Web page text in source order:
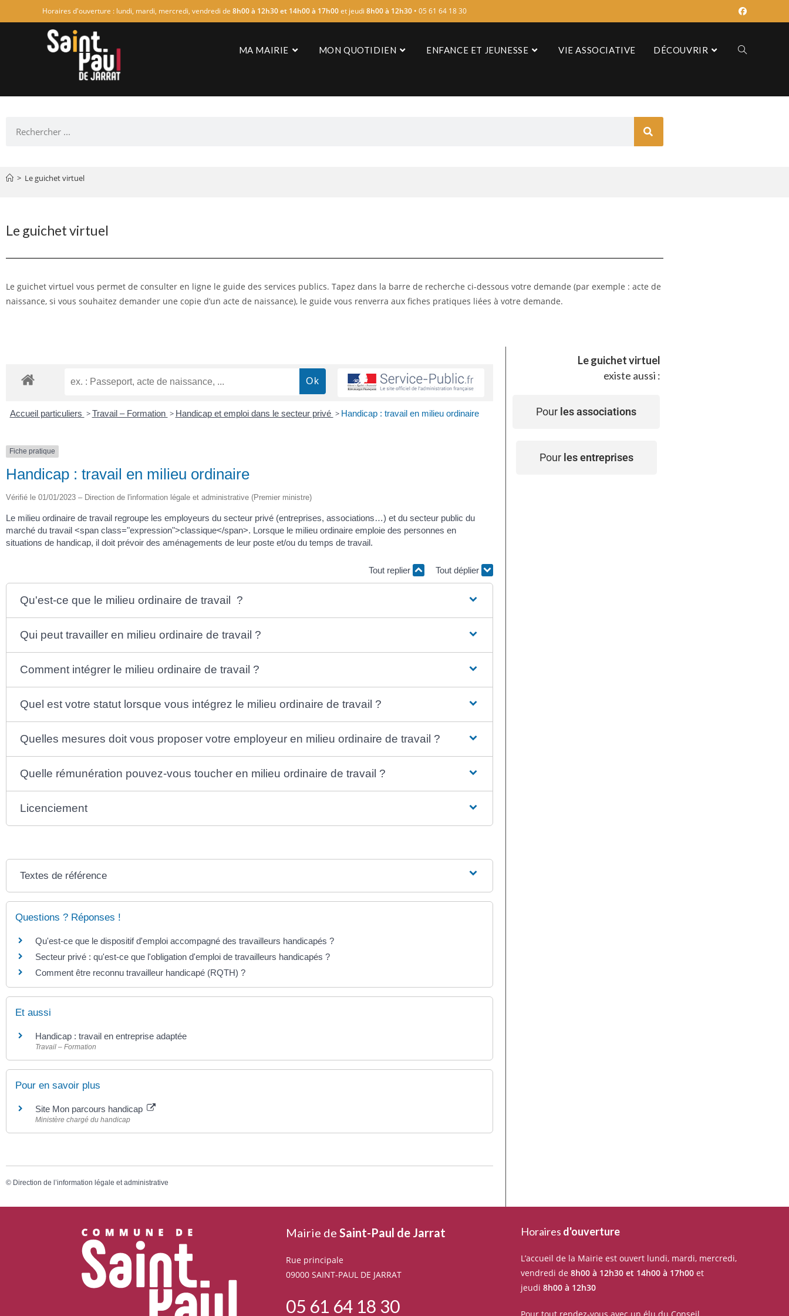
Horaires d'ouverture : lundi, mardi, mercredi, vendredi de 8h00 à 12h30 et 14h00 à 17h00et jeudi 8h00 à 12h30 • 05 61 64 18 30
MA MAIRIE MON QUOTIDIEN ENFANCE ET JEUNESSE VIE ASSOCIATIVE DÉCOUVRIR
> Le guichet virtuel
Le guichet virtuel
Le guichet virtuel vous permet de consulter en ligne le guide des services publics. Tapez dans la barre de recherche ci-dessous votre demande (par exemple : acte de
naissance, si vous souhaitez demander une copie d’un acte de naissance), le guide vous renverra aux fiches pratiques liées à votre demande.
Accueil particuliers > Travail – Formation > Handicap et emploi dans le secteur privé > Handicap : travail en milieu ordinaire
Fiche pratique
Handicap : travail en milieu ordinaire
Vérifié le 01/01/2023 – Direction de l'information légale et administrative (Premier ministre)
Le milieu ordinaire de travail regroupe les employeurs du secteur privé (entreprises, associations…) et du secteur public du
marché du travail <span class="expression">classique</span>. Lorsque le milieu ordinaire emploie des personnes en
situations de handicap, il doit prévoir des aménagements de leur poste et/ou du temps de travail.
Tout replier Tout déplier
Qu'est-ce que le milieu ordinaire de travail ?
Qui peut travailler en milieu ordinaire de travail ?
Comment intégrer le milieu ordinaire de travail ?
Quel est votre statut lorsque vous intégrez le milieu ordinaire de travail ?
Quelles mesures doit vous proposer votre employeur en milieu ordinaire de travail ?
Quelle rémunération pouvez-vous toucher en milieu ordinaire de travail ?
Licenciement
Textes de référence
Questions ? Réponses !
Qu'est-ce que le dispositif d'emploi accompagné des travailleurs handicapés ?
Secteur privé : qu'est-ce que l'obligation d'emploi de travailleurs handicapés ?
Comment être reconnu travailleur handicapé (RQTH) ?
Et aussi
Handicap : travail en entreprise adaptée
Travail – Formation
Pour en savoir plus
Site Mon parcours handicap
Ministère chargé du handicap
© Direction de l’information légale et administrative
Le guichet virtuel
existe aussi :
Pour les associations
Pour les entreprises
Mairie de Saint-Paul de Jarrat
Rue principale
09000 SAINT-PAUL DE JARRAT
05 61 64 18 30
Horaires d'ouverture
L’accueil de la Mairie est ouvert lundi, mardi, mercredi,
vendredi de 8h00 à 12h30 et 14h00 à 17h00et
jeudi 8h00 à 12h30
Pour tout rendez-vous avec un élu du Conseil